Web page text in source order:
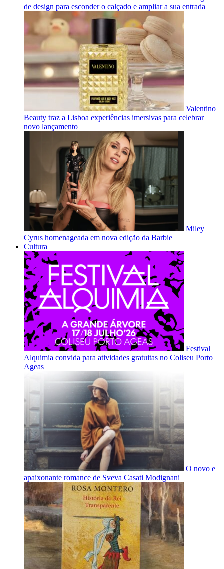
de design para esconder o calçado e ampliar a sua entrada
Valentino
Beauty traz a Lisboa experiências imersivas para celebrar
novo lançamento
Miley
Cyrus homenageada em nova edição da Barbie
Cultura
Festival
Alquimia convida para atividades gratuitas no Coliseu Porto
Ageas
O novo e
apaixonante romance de Sveva Casati Modignani